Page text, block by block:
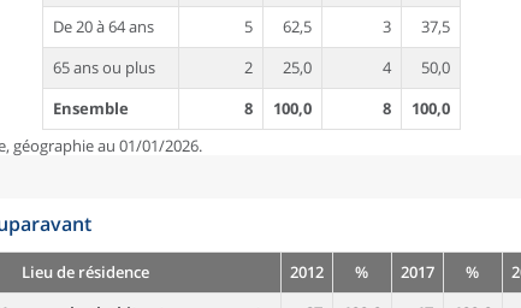
De 20 à 64 ans
5 62,5 3
37,5
65 ans ou plus
2 25,0 4
50,0
Ensemble
8 100,0 8
100,0
géographie au 01/01/2026.
Lieu de résidence 2012 % 2017 %